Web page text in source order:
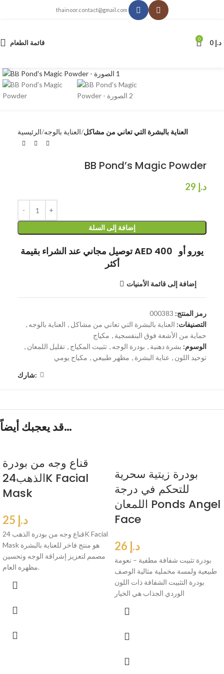
thainoor.contact@gmail.com
قائمة الطعام 0 د.إ
الرئيسية العناية بالوجه العناية بالبشرة التي تعاني من مشاكل
BB Pond’s Magic Powder
د.إ
إضافة إلى السلة
توصيل مجاني عند الشراء بقيمة AED 400 يورو أو
أكثر
إضافة إلى قائمة الأمنيات
رمز المنتج: 000383
التصنيفات: العناية بالبشرة التي تعاني من مشاكل , العناية بالوجه ,
حماية من الأشعة فوق البنفسجية , مكياج
الوسوم: بشرة دهنية , بودرة الوجه , تثبيت المكياج , تقليل اللمعان ,
توحيد اللون , عناية البشرة , مظهر طبيعي , مكياج يومي
شارك:
قد يعجبك أيضاً…
قناع وجه من بودرة
الذهب24K Facial
Mask
د.إ
قناع وجه من بودرة الذهب 24K Facial
Mask هو منتج فاخر للعناية بالبشرة
مصمم لتعزيز إشراقة الوجه وتحسين
مظهره العام.
بودرة زيتية سحرية
للتحكم في درجة
اللمعان Ponds Angel
Face
د.إ
بودرة تثبيت شفافة مطفية – نعومة
طبيعية ولمسة مخملية مثالية الوصف
بودرة التثبيت الشفافة ذات اللون
الوردي الجذاب هي الخيار